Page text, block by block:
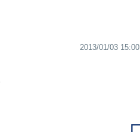
2013/01/03 15:00